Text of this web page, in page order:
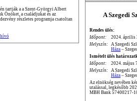
tartják a a Szent-Györgyi Albert
Önöket, a családjukat és az
részletes programja csatoltan
A Szegedi
Rendes ülés:
Időpont:
2024. április
Helyszín:
A Szegedi
Háza –
Ismételt ülés
Időpont:
2024. május
Helyszín:
A Szegedi
Háza –
Az elnökség nevében
utalással, legkésőbb
MBH Bank 57400217-